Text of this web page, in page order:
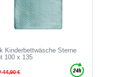
Kinderbettwäsche Sterne
100 x 135
44,90 €